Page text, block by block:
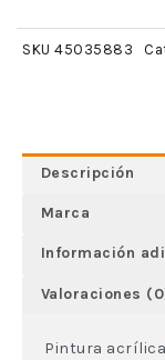
SKU 45035883
Descripción
Marca
Información
Valoraciones
Pintura